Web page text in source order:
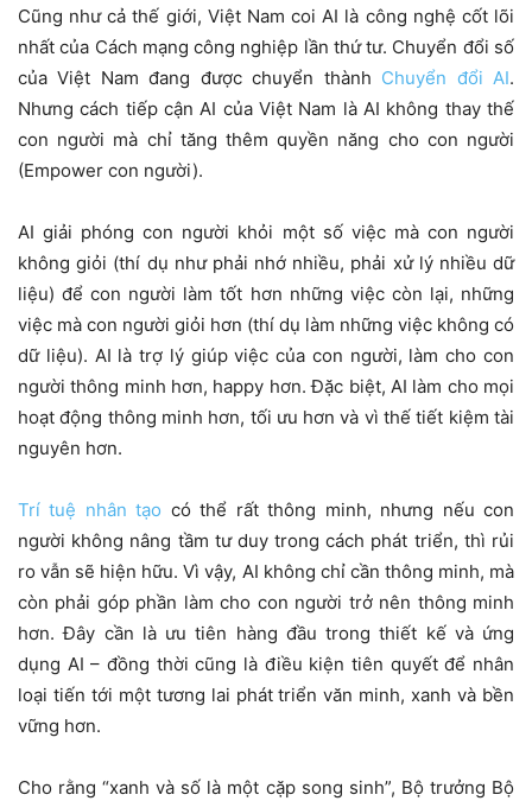
Cũng như cả thế giới, Việt Nam coi AI là công nghệ cốt lõi
nhất của Cách mạng công nghiệp lần thứ tư. Chuyển đổi số
của Việt Nam đang được chuyển thành Chuyển đổi AI.
Nhưng cách tiếp cận AI của Việt Nam là AI không thay thế
con người mà chỉ tăng thêm quyền năng cho con người
(Empower con người).
AI giải phóng con người khỏi một số việc mà con người
không giỏi (thí dụ như phải nhớ nhiều, phải xử lý nhiều dữ
liệu) để con người làm tốt hơn những việc còn lại, những
việc mà con người giỏi hơn (thí dụ làm những việc không có
dữ liệu). AI là trợ lý giúp việc của con người, làm cho con
người thông minh hơn, happy hơn. Đặc biệt, AI làm cho mọi
hoạt động thông minh hơn, tối ưu hơn và vì thế tiết kiệm tài
nguyên hơn.
Trí tuệ nhân tạo có thể rất thông minh, nhưng nếu con
người không nâng tầm tư duy trong cách phát triển, thì rủi
ro vẫn sẽ hiện hữu. Vì vậy, AI không chỉ cần thông minh, mà
còn phải góp phần làm cho con người trở nên thông minh
hơn. Đây cần là ưu tiên hàng đầu trong thiết kế và ứng
dụng AI – đồng thời cũng là điều kiện tiên quyết để nhân
loại tiến tới một tương lai phát triển văn minh, xanh và bền
vững hơn.
Cho rằng “xanh và số là một cặp song sinh”, Bộ trưởng Bộ